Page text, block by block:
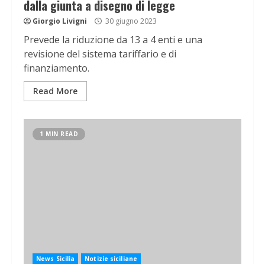
dalla giunta a disegno di legge
Giorgio Livigni 30 giugno 2023
Prevede la riduzione da 13 a 4 enti e una
revisione del sistema tariffario e di
finanziamento.
Read More
1 MIN READ
News Sicilia Notizie siciliane